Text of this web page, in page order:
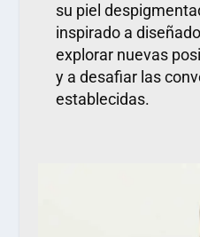
su piel
inspirado a
explorar nuevas
y a desafiar las
establecidas.